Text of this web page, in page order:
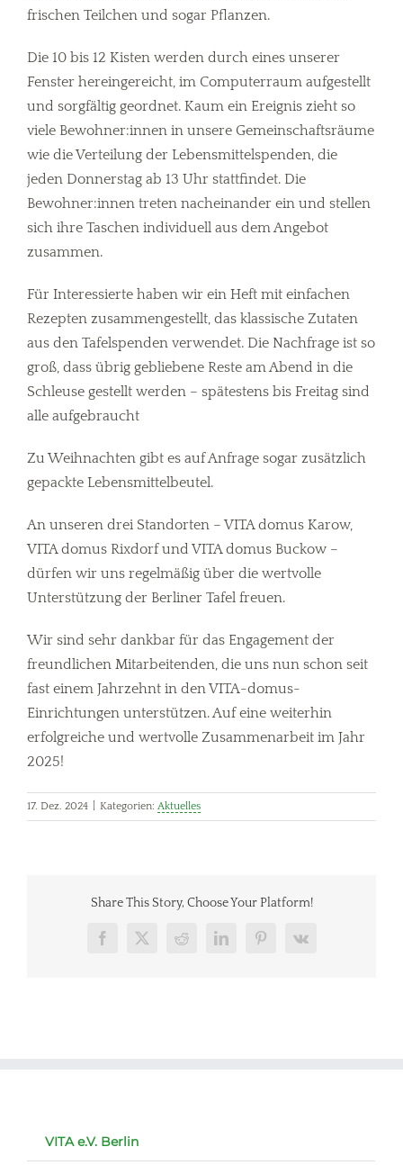
frischen Teilchen und sogar Pflanzen.
Die 10 bis 12 Kisten werden durch eines unserer
Fenster hereingereicht, im Computerraum aufgestellt
und sorgfältig geordnet. Kaum ein Ereignis zieht so
viele Bewohner:innen in unsere Gemeinschaftsräume
wie die Verteilung der Lebensmittelspenden, die
jeden Donnerstag ab 13 Uhr stattfindet. Die
Bewohner:innen treten nacheinander ein und stellen
sich ihre Taschen individuell aus dem Angebot
zusammen.
Für Interessierte haben wir ein Heft mit einfachen
Rezepten zusammengestellt, das klassische Zutaten
aus den Tafelspenden verwendet. Die Nachfrage ist so
groß, dass übrig gebliebene Reste am Abend in die
Schleuse gestellt werden – spätestens bis Freitag sind
alle aufgebraucht
Zu Weihnachten gibt es auf Anfrage sogar zusätzlich
gepackte Lebensmittelbeutel.
An unseren drei Standorten – VITA domus Karow,
VITA domus Rixdorf und VITA domus Buckow –
dürfen wir uns regelmäßig über die wertvolle
Unterstützung der Berliner Tafel freuen.
Wir sind sehr dankbar für das Engagement der
freundlichen Mitarbeitenden, die uns nun schon seit
fast einem Jahrzehnt in den VITA-domus-
Einrichtungen unterstützen. Auf eine weiterhin
erfolgreiche und wertvolle Zusammenarbeit im Jahr
2025!
17. Dez. 2024 Kategorien: Aktuelles
Share This Story, Choose Your Platform!
Facebook
X RedditLinkedInPinterest
Vk
VITA e.V. Berlin